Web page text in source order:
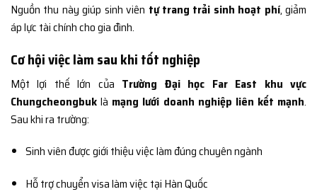
Nguồn thu này giúp sinh viên tự trang trải sinh hoạt phí, giảm
áp lực tài chính cho gia đình.
Cơ hội việc làm sau khi tốt nghiệp
Một lợi thế lớn của Trường Đại học Far East khu vực
Chungcheongbuk là mạng lưới doanh nghiệp liên kết mạnh.
Sau khi ra trường:
Sinh viên được giới thiệu việc làm đúng chuyên ngành
Hỗ trợ chuyển visa làm việc tại Hàn Quốc